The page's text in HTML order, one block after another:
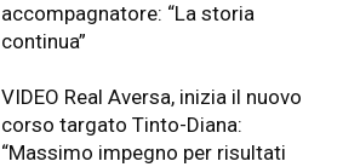
accompagnatore: “La storia
continua”
VIDEO Real Aversa, inizia il nuovo
corso targato Tinto-Diana:
“Massimo impegno per risultati